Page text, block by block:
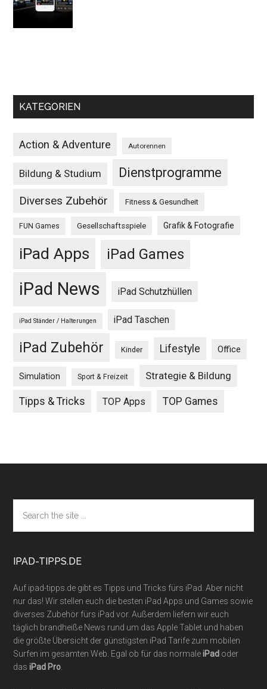
KATEGORIEN
Action & Adventure Autorennen
Bildung & Studium Dienstprogramme
Diverses Zubehör Fitness & Gesundheit
FUN Games Gesellschaftsspiele Grafik & Fotografie
iPad Apps iPad Games
iPad News iPad Schutzhüllen
iPad Ständer / Halterungen iPad Taschen
iPad Zubehör Kinder Lifestyle Office
Simulation Sport & Freizeit Strategie & Bildung
Tipps & Tricks TOP Apps TOP Games
Footer
the
site
IPAD-TIPPS.DE
Auf ipad-tipps.de gibt es Tipps und Tricks fürs iPad. Aber nicht
nur das! Wir stellen euch die besten iPad Apps und Games sowie
diverses Zubehör fürs iPad vor. Außerdem liefern wir euch
täglich brandheiße News rund um das Apple Tablet und haben
die größte Übersicht der günstigsten iPad Tarife zum mobilen
Surfen im gesamten Web. Egal ob für das normaleiPad oder
dasiPad Pro